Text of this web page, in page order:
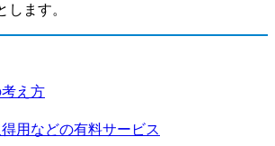
します。
え方
用などの有料サービス